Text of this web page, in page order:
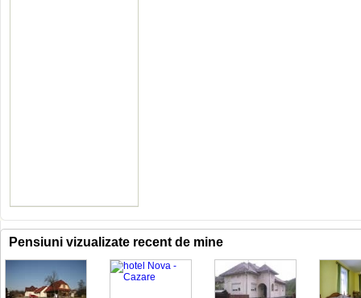
Pensiuni vizualizate recent de mine